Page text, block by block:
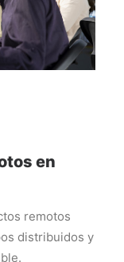
en
remotos
distribuidos y